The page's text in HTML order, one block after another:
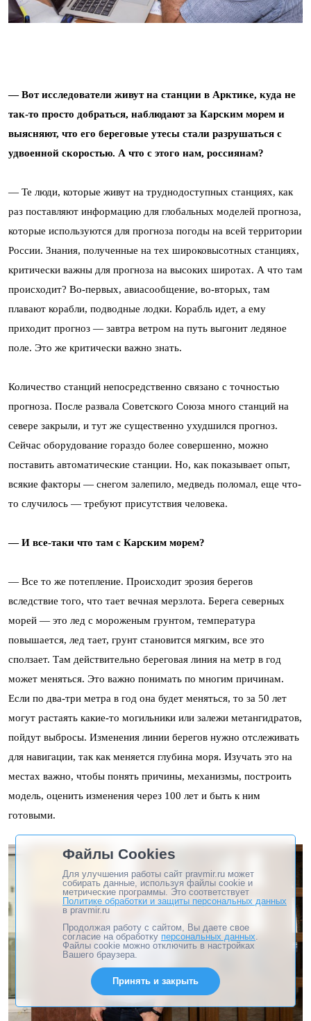
— Вот исследователи живут на станции в Арктике, куда не
так-то просто добраться, наблюдают за Карским морем и
выясняют, что его береговые утесы стали разрушаться с
удвоенной скоростью. А что с этого нам, россиянам?
— Те люди, которые живут на труднодоступных станциях, как
раз поставляют информацию для глобальных моделей прогноза,
которые используются для прогноза погоды на всей территории
России. Знания, полученные на тех широковысотных станциях,
критически важны для прогноза на высоких широтах. А что там
происходит? Во-первых, авиасообщение, во-вторых, там
плавают корабли, подводные лодки. Корабль идет, а ему
приходит прогноз — завтра ветром на путь выгонит ледяное
поле. Это же критически важно знать.
Количество станций непосредственно связано с точностью
прогноза. После развала Советского Союза много станций на
севере закрыли, и тут же существенно ухудшился прогноз.
Сейчас оборудование гораздо более совершенно, можно
поставить автоматические станции. Но, как показывает опыт,
всякие факторы — снегом залепило, медведь поломал, еще что-
то случилось — требуют присутствия человека.
— И все-таки что там с Карским морем?
— Все то же потепление. Происходит эрозия берегов
вследствие того, что тает вечная мерзлота. Берега северных
морей — это лед с мороженым грунтом, температура
повышается, лед тает, грунт становится мягким, все это
сползает. Там действительно береговая линия на метр в год
может меняться. Это важно понимать по многим причинам.
Если по два-три метра в год она будет меняться, то за 50 лет
могут растаять какие-то могильники или залежи метангидратов,
пойдут выбросы. Изменения линии берегов нужно отслеживать
для навигации, так как меняется глубина моря. Изучать это на
местах важно, чтобы понять причины, механизмы, построить
модель, оценить изменения через 100 лет и быть к ним
готовыми.
Файлы Cookies
Для улучшения работы сайт pravmir.ru может
собирать данные, используя файлы cookie и
метрические программы. Это соответствует
Политике обработки и защиты персональных данных
в pravmir.ru
Продолжая работу с сайтом, Вы даете свое
согласие на обработку персональных данных.
Файлы cookie можно отключить в настройках
Вашего браузера.
Принять и закрыть